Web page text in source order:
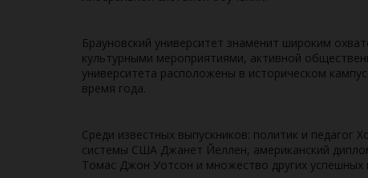
Брауновский университет знаменит широким
культурными мероприятиями, активной
университета расположены в историческом
время года.
Среди известных выпускников: политик и педагог
системы США Джанет Йеллен, американский
Томас Джон Уотсон и множество других успешных